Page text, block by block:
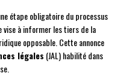
étape obligatoire du processus
vise à informer les tiers de la
opposable. Cette annonce
légales (JAL) habilité dans